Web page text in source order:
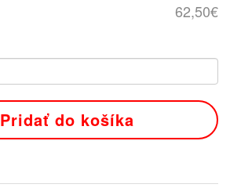
62,50€
Pridať do košíka